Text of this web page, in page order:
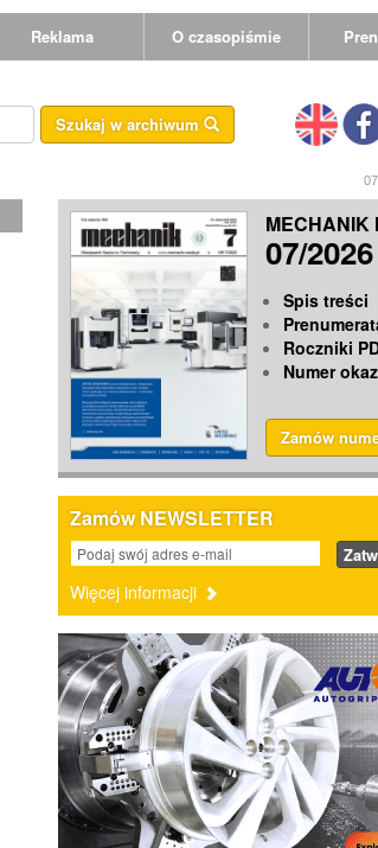
Reklama O czasopiśmie
Szukaj w archiwum
MECHANIK
07/2026
Spis treści
Roczniki
Numer
Zamów
Zamów NEWSLETTER
Więcej informacji